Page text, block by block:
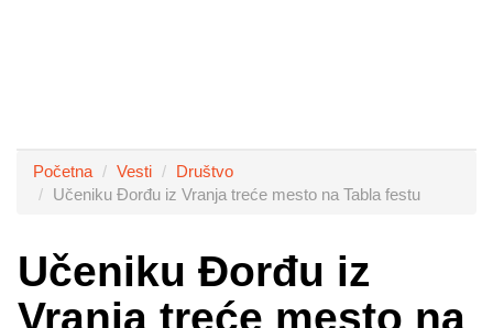
Početna Vesti
Društvo
Učeniku Đorđu iz Vranja treće mesto na Tabla festu
Učeniku Đorđu iz
Vranja treće mesto na